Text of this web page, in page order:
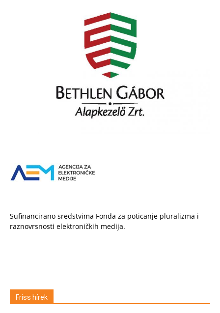
Sufinancirano sredstvima Fonda za poticanje pluralizma i
raznovrsnosti elektroničkih medija.
Friss hírek